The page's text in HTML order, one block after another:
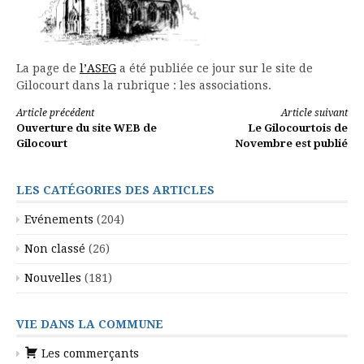
La page de l’ASEG a été publiée ce jour sur le site de
Gilocourt dans la rubrique : les associations.
Lire
la
suite
Article précédent
Ouverture du site WEB de
Gilocourt
Article suivant
Le Gilocourtois de
Novembre est publié
LES CATÉGORIES DES ARTICLES
Evénements (204)
Non classé (26)
Nouvelles (181)
VIE DANS LA COMMUNE
Les commerçants